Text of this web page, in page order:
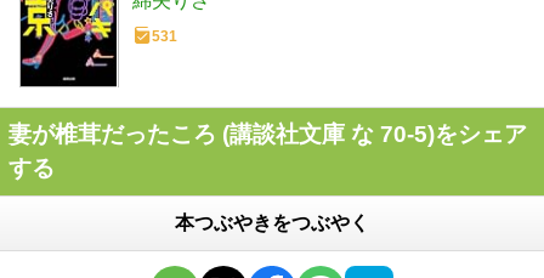
531
妻が椎茸だったころ (講談社文庫 な 70-5)をシェア
する
本つぶやきをつぶやく